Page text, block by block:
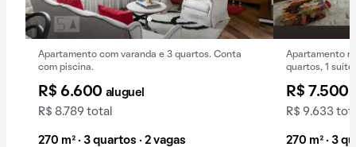
Apartamento com varanda e 3 quartos. Conta
com piscina.
R$ 6.600 aluguel
R$ 8.789 total
270 m² · 3 quartos · 2 vagas
Apartamento
quartos, 1
R$ 7.500
R$ 9.633
270 m² · 3